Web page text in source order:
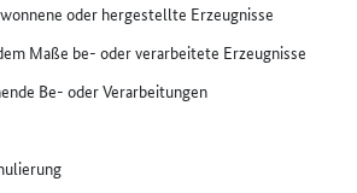
oder hergestellte Erzeugnisse
Maße be- oder verarbeitete Erzeugnisse
Be- oder Verarbeitungen